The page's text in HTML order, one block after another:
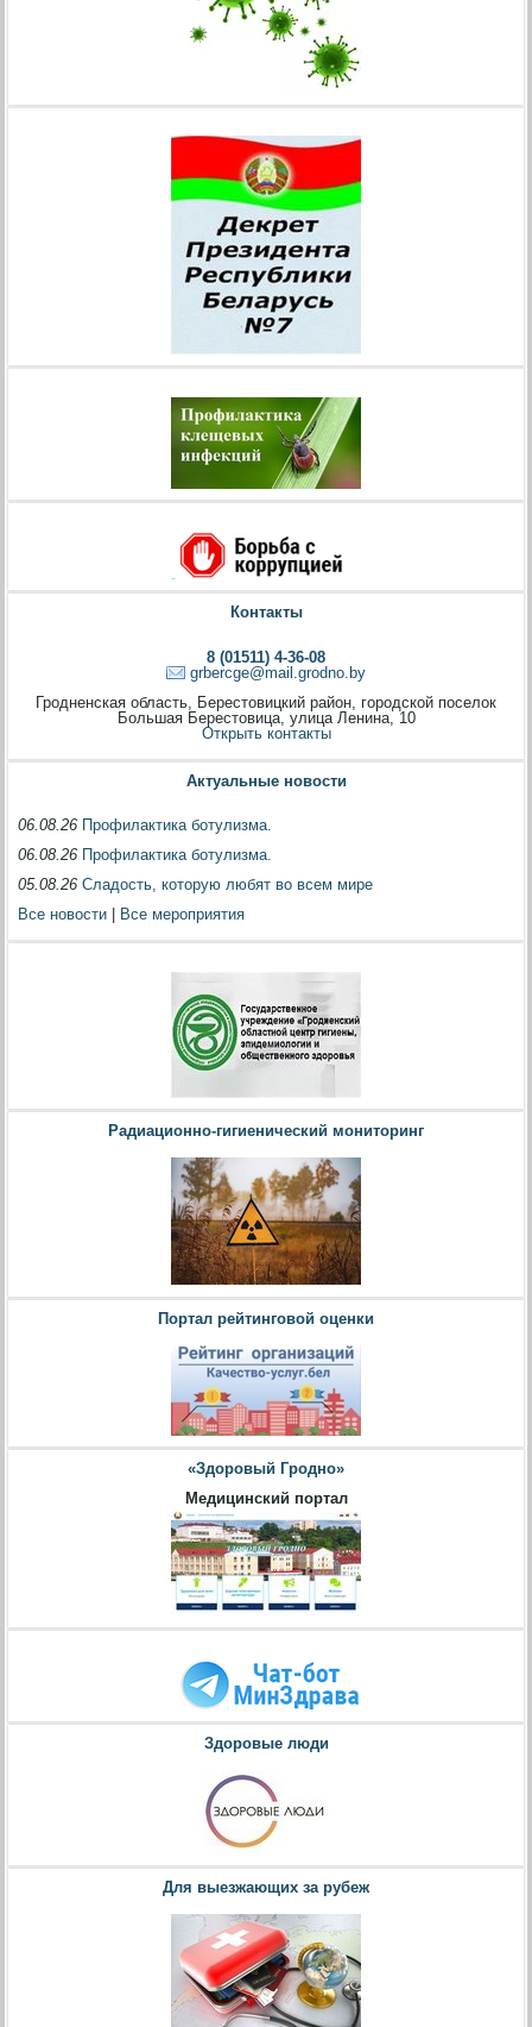
Контакты
8 (01511) 4-36-08
grbercge@mail.grodno.by
Гродненская область, Берестовицкий район, городской поселок
Большая Берестовица, улица Ленина, 10
Открыть контакты
Актуальные новости
06.08.26 Профилактика ботулизма.
06.08.26 Профилактика ботулизма.
05.08.26Сладость, которую любят во всем мире
Все новости
Все мероприятия
Радиационно-гигиенический мониторинг
Портал рейтинговой оценки
«Здоровый Гродно»
Медицинский портал
Здоровые люди
Для выезжающих за рубеж